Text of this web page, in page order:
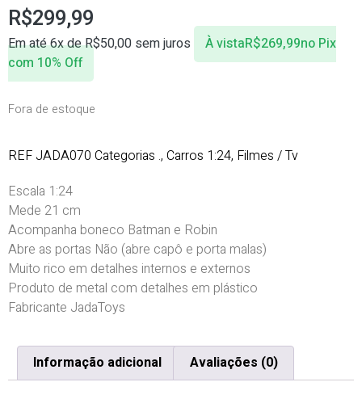
R$299,99
Em até 6x deR$50,00 sem juros À vistaR$269,99no Pix
com 10% Off
Fora de estoque
REF JADA070 Categorias ., Carros 1:24, Filmes / Tv
Escala 1:24
Mede 21 cm
Acompanha boneco Batman e Robin
Abre as portas Não (abre capô e porta malas)
Muito rico em detalhes internos e externos
Produto de metal com detalhes em plástico
Fabricante JadaToys
Informação adicional Avaliações (0)